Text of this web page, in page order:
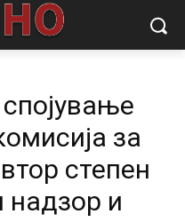
на Државната
за
степен
надзор и